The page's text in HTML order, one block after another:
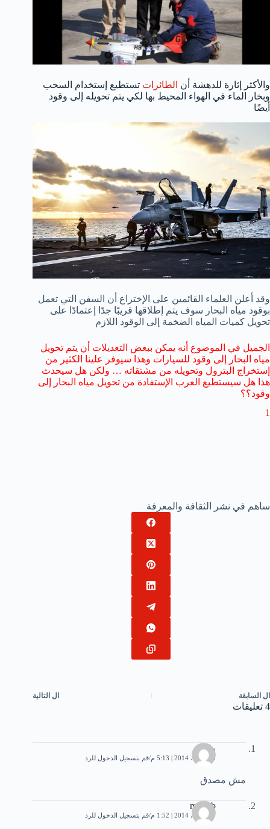
والأكثر إثارة للدهشة أن الطائرات تستطيع إستخدام السحب
وبخار الماء في الهواء المحيط بها لكي يتم تحويله إلى وقود
أيضًا
وقد أعلن العلماء القائمين على الإختراع أن السفن التي تعمل
بوقود مياه البحار سوف يتم إطلاقها قريبًا جدًا إعتمادًا على
تحويل كميات المياه الضخمة إلى الوقود اللازم
الجميل في الموضوع أنه يمكن ببعض التعديلات أن يتم تحويل
مياه البحار إلى وقود للسيارات وهذا سيوفر علينا الكثير من
إستخراج البترول وتحويله من مشتقاته … ولكن هل سيحدث
هذا هل سيستطيع العرب الإستفادة من تحويل مياه البحار إلى
وقود؟؟
1
ساهم في نشر الثقافة والمعرفة
ال السابقة ال التالية
4 تعليقات
طارق
15 أبريل، 2014 | 5:13 م قم بتسجيل الدخول للرد
مش مصدق
muhab
17 أبريل، 2014 | 1:52 م قم بتسجيل الدخول للرد